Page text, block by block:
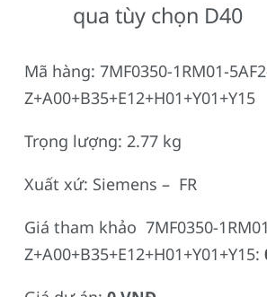
qua tùy chọn D40
Mã hàng: 7MF0350-1RM01-
Z+A00+B35+E12+H01+Y01+Y15
Trọng lượng: 2.77 kg
Xuất xứ: Siemens – FR
Giá tham khảo 7MF0350-
Z+A00+B35+E12+H01+Y01+Y15: